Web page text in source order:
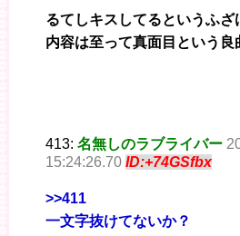
るてしキスしてるというふざ
内容は至って真面目という良
413: 名無しのラブライバー
15:24:26.70 ID:+74GSfbx
>>411
一文字抜けてないか？